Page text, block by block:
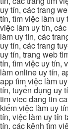
uy tín, các trang
tín, tìm việc làm uy
việc làm uy tín,
làm uy tín, các
uy tín, các trang
uy tín, trang web
tín, tìm việc uy tín,
làm online uy tín,
app tìm việc làm
tín, tuyển dụng uy
tim viec dang tin
kiếm việc làm uy
tín, việc làm uy tín
tín, các kênh tìm